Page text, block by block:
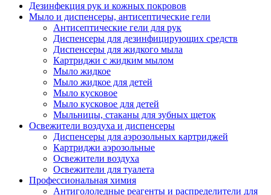
Дезинфекция рук и кожных покровов
Мыло и диспенсеры, антисептические гели
Антисептические гели для рук
Диспенсеры для дезинфицирующих средств
Диспенсеры для жидкого мыла
Картриджи с жидким мылом
Мыло жидкое
Мыло жидкое для детей
Мыло кусковое
Мыло кусковое для детей
Мыльницы, стаканы для зубных щеток
Освежители воздуха и диспенсеры
Диспенсеры для аэрозольных картриджей
Картриджи аэрозольные
Освежители воздуха
Освежители для туалета
Профессиональная химия
Антигололедные реагенты и распределители для